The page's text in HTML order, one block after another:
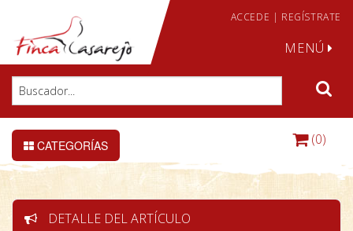
ACCEDE | REGÍSTRATE
MENÚ
CATEGORÍAS (0)
DETALLE DEL ARTÍCULO